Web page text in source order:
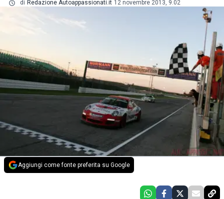
di Redazione Autoappassionati.it 12 novembre 2013, 9.02
Aggiungi come fonte preferita su Google